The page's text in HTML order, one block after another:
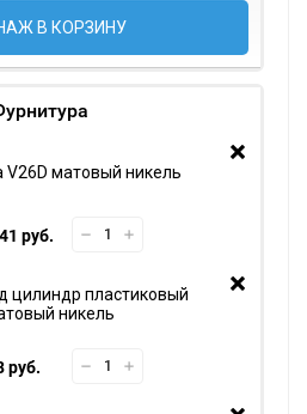
В КОРЗИНУ
V26D матовый никель
руб.
цилиндр пластиковый
никель
руб.